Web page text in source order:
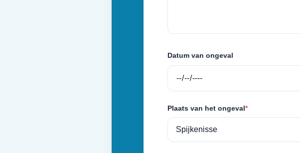
Datum van ongeval
Plaats van het ongeval*